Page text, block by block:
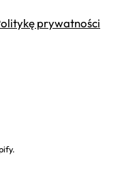
prywatności
.